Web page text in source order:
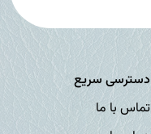
دسترسی سریع
تماس با ما